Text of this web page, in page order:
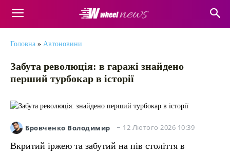
Головна » Автоновини
Забута революція: в гаражі знайдено
перший турбокар в історії
Бровченко Володимир 12 Лютого 2026 10:39
Вкритий іржею та забутий на пів століття в